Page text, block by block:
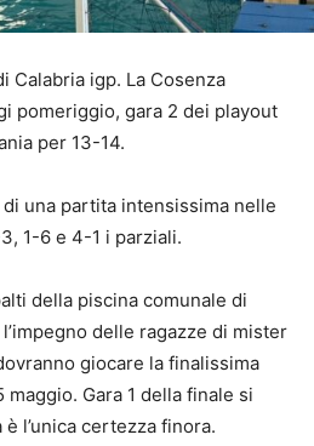
Calabria igp. La Cosenza
pomeriggio, gara 2 dei playout
per 13-14.
una partita intensissima nelle
1-6 e 4-1 i parziali.
della piscina comunale di
delle ragazze di mister
giocare la finalissima
Gara 1 della finale si
l’unica certezza finora.